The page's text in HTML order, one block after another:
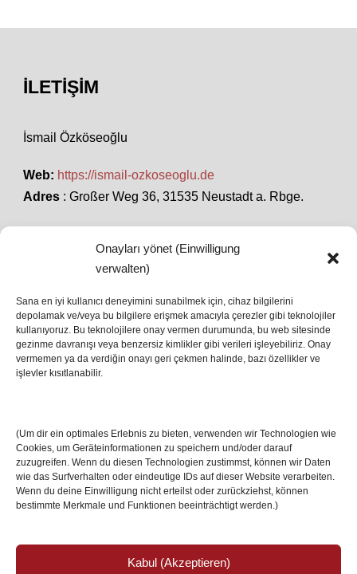
Onayları yönet (Einwilligung
verwalten)
Sana en iyi kullanıcı deneyimini sunabilmek için, cihaz bilgilerini
depolamak ve/veya bu bilgilere erişmek amacıyla çerezler gibi teknolojiler
kullanıyoruz. Bu teknolojilere onay vermen durumunda, bu web sitesinde
gezinme davranışı veya benzersiz kimlikler gibi verileri işleyebiliriz. Onay
vermemen ya da verdiğin onayı geri çekmen halinde, bazı özellikler ve
işlevler kısıtlanabilir.
(Um dir ein optimales Erlebnis zu bieten, verwenden wir Technologien wie
Cookies, um Geräteinformationen zu speichern und/oder darauf
zuzugreifen. Wenn du diesen Technologien zustimmst, können wir Daten
wie das Surfverhalten oder eindeutige IDs auf dieser Website verarbeiten.
Wenn du deine Einwilligung nicht erteilst oder zurückziehst, können
bestimmte Merkmale und Funktionen beeinträchtigt werden.)
Kabul (Akzeptieren)
İLETIŞIM
İsmail Özköseoğlu
Web: https://ismail-ozkoseoglu.de
Adres : Großer Weg 36, 31535 Neustadt a. Rbge.
SON HABERLER
İstanbul’da Avrupa Ligi Finali: Freiburg ve Aston
Villa Boğaz’da Tarih Yazmaya Hazırlanıyor
08 May 2026
17 Nis 2026